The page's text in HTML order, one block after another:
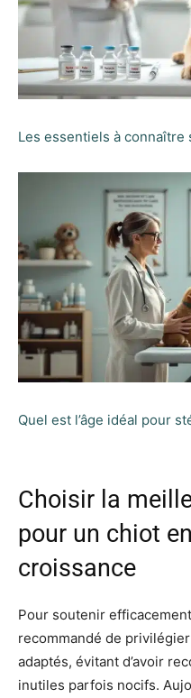
Les essentiels à
Quel est l’âge idéal pour
Choisir la
pour un chiot
croissance
Pour soutenir
recommandé de
adaptés, évitant d’avoir
inutiles parfois nocifs.